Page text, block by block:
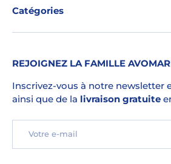
Catégories
REJOIGNEZ LA FAMILLE
Inscrivez-vous à notre newsletter
ainsi que de la livraison gratuite